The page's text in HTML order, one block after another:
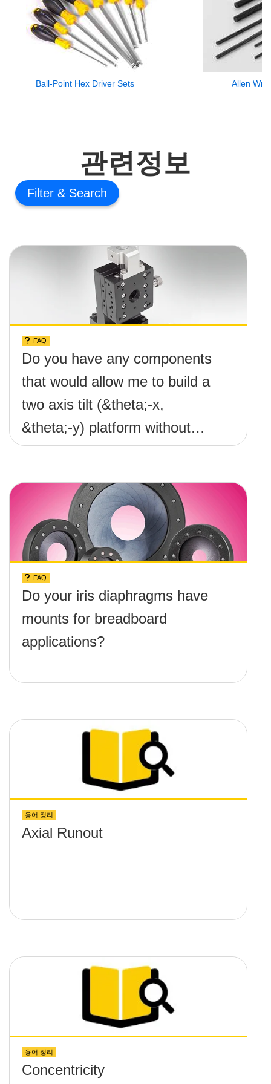
Ball-Point Hex Driver Sets Allen
관련정보
Filter
FAQ
Do you have any components
that would allow me to build a
two axis tilt (&theta;-x,
&theta;-y) platform without
any screws protruding up
FAQ
Do your iris diaphragms have
mounts for breadboard
applications?
용어 정리
Axial Runout
용어 정리
Concentricity